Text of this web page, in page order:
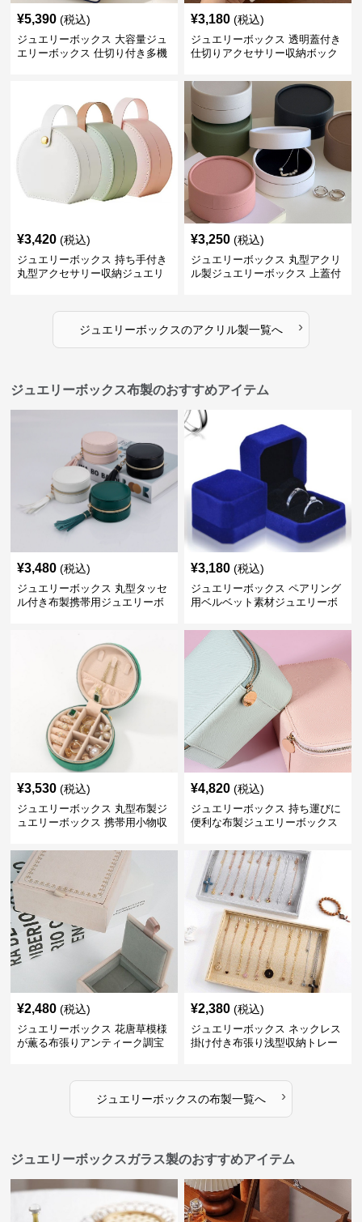
¥5,390 (税込)
ジュエリーボックス 大容量ジュ
エリーボックス 仕切り付き多機
¥3,180 (税込)
ジュエリーボックス 透明蓋付き
仕切りアクセサリー収納ボック
¥3,420 (税込)
ジュエリーボックス 持ち手付き
丸型アクセサリー収納ジュエリ
¥3,250 (税込)
ジュエリーボックス 丸型アクリ
ル製ジュエリーボックス 上蓋付
ジュエリーボックスのアクリル製一覧へ ›
ジュエリーボックス布製のおすすめアイテム
¥3,480 (税込)
ジュエリーボックス 丸型タッセ
ル付き布製携帯用ジュエリーボ
¥3,180 (税込)
ジュエリーボックス ペアリング
用ベルベット素材ジュエリーボ
¥3,530 (税込)
ジュエリーボックス 丸型布製ジ
ュエリーボックス 携帯用小物収
¥4,820 (税込)
ジュエリーボックス 持ち運びに
便利な布製ジュエリーボックス
¥2,480 (税込)
ジュエリーボックス 花唐草模様
が薫る布張りアンティーク調宝
¥2,380 (税込)
ジュエリーボックス ネックレス
掛け付き布張り浅型収納トレー
ジュエリーボックスの布製一覧へ ›
ジュエリーボックスガラス製のおすすめアイテム